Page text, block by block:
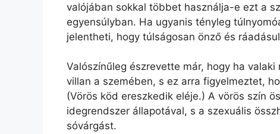
valójában sokkal többet használja-e ezt a
egyensúlyban. Ha ugyanis tényleg
jelentheti, hogy túlságosan önző és
Valószínűleg észrevette már, hogy ha
villan a szemében, s ez arra figyelmeztet,
(Vörös köd ereszkedik eléje.) A vörös szín
idegrendszer állapotával, s a szexuális
sóvárgást.